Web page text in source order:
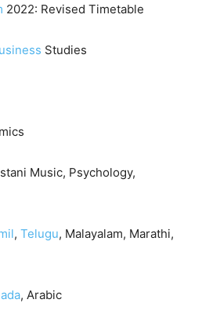
2022: Revised Timetable
Studies
Music, Psychology,
, Telugu, Malayalam, Marathi,
, Arabic